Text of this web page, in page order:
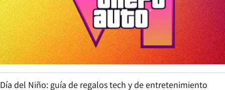
Día del Niño: guía de regalos tech y de entretenimiento